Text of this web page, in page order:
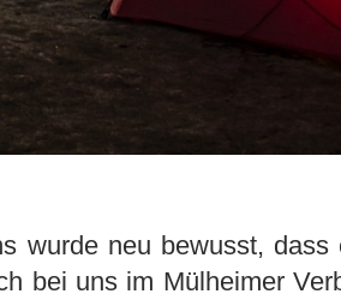
wurde neu bewusst,
bei uns im Mülheimer